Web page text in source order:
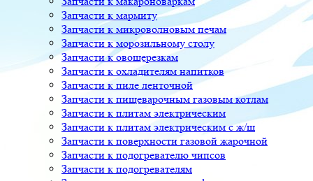
Запчасти к мармиту
Запчасти к микроволновым печам
Запчасти к морозильному столу
Запчасти к овощерезкам
Запчасти к охладителям напитков
Запчасти к пиле ленточной
Запчасти к пищеварочным газовым котлам
Запчасти к плитам электрическим
Запчасти к плитам электрическим с ж/ш
Запчасти к поверхности газовой жарочной
Запчасти к подогревателю чипсов
Запчасти к подогревателям